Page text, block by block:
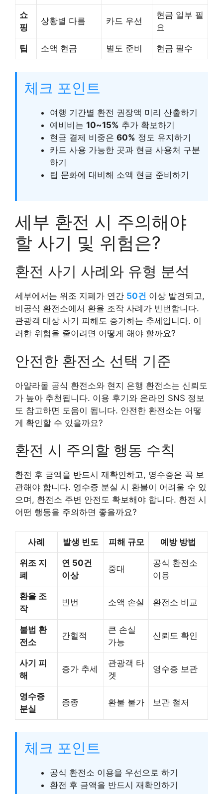
쇼
핑
상황별 다름 카드 우선
현금 일부 필
요
팁 소액 현금 별도 준비 현금 필수
체크 포인트
여행 기간별 환전 권장액 미리 산출하기
예비비는 10~15% 추가 확보하기
현금 결제 비중은 60% 정도 유지하기
카드 사용 가능한 곳과 현금 사용처 구분
하기
팁 문화에 대비해 소액 현금 준비하기
세부 환전 시 주의해야
할 사기 및 위험은?
환전 사기 사례와 유형 분석
세부에서는 위조 지폐가 연간 50건 이상 발견되고,
비공식 환전소에서 환율 조작 사례가 빈번합니다.
관광객 대상 사기 피해도 증가하는 추세입니다. 이
러한 위험을 줄이려면 어떻게 해야 할까요?
안전한 환전소 선택 기준
아얄라몰 공식 환전소와 현지 은행 환전소는 신뢰도
가 높아 추천됩니다. 이용 후기와 온라인 SNS 정보
도 참고하면 도움이 됩니다. 안전한 환전소는 어떻
게 확인할 수 있을까요?
환전 시 주의할 행동 수칙
환전 후 금액을 반드시 재확인하고, 영수증은 꼭 보
관해야 합니다. 영수증 분실 시 환불이 어려울 수 있
으며, 환전소 주변 안전도 확보해야 합니다. 환전 시
어떤 행동을 주의하면 좋을까요?
사례 발생 빈도 피해 규모 예방 방법
위조 지
폐
연 50건
이상
중대
공식 환전소
이용
환율 조
작
빈번 소액 손실 환전소 비교
불법 환
전소
간헐적
큰 손실
가능
신뢰도 확인
사기 피
해
증가 추세
관광객 타
겟
영수증 보관
영수증
분실
종종 환불 불가 보관 철저
체크 포인트
공식 환전소 이용을 우선으로 하기
환전 후 금액을 반드시 재확인하기